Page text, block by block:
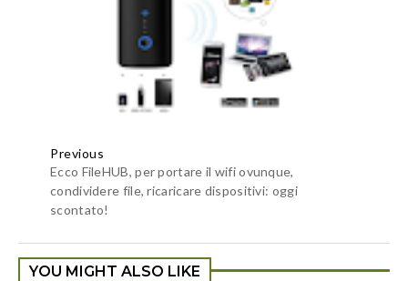
Previous
Ecco FileHUB, per portare il wifi ovunque,
condividere file, ricaricare dispositivi: oggi
scontato!
YOU MIGHT ALSO LIKE